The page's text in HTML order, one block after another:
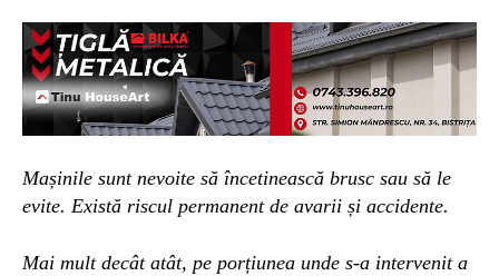
Mașinile sunt nevoite să încetinească brusc sau să le
evite. Există riscul permanent de avarii și accidente.
Mai mult decât atât, pe porțiunea unde s-a intervenit a